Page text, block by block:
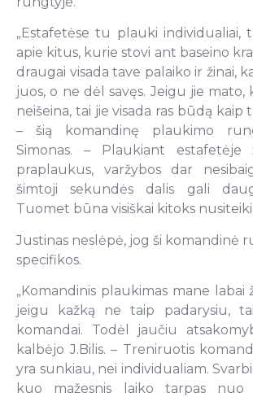
„Estafetėse tu plauki individualiai,
apie kitus, kurie stovi ant baseino
draugai visada tave palaiko ir žinai,
juos, o ne dėl savęs. Jeigu jie mato,
neišeina, tai jie visada ras būdą kaip
– šią komandinę plaukimo
Simonas. – Plaukiant
praplaukus, varžybos dar
šimtoji sekundės dalis gali
Tuomet būna visiškai kitoks
Justinas neslėpė, jog ši komandinė
specifikos.
„Komandinis plaukimas mane labai
jeigu kažką ne taip padarysiu,
komandai. Todėl jaučiu
kalbėjo J.Bilis. – Treniruotis
yra sunkiau, nei individualiam.
kuo mažesnis laiko tarpas nuo